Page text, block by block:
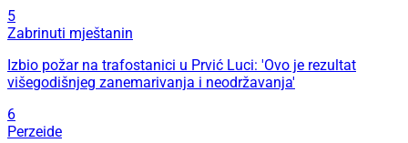
5
Zabrinuti mještanin
Izbio požar na trafostanici u Prvić Luci: 'Ovo je rezultat
višegodišnjeg zanemarivanja i neodržavanja'
6
Perzeide